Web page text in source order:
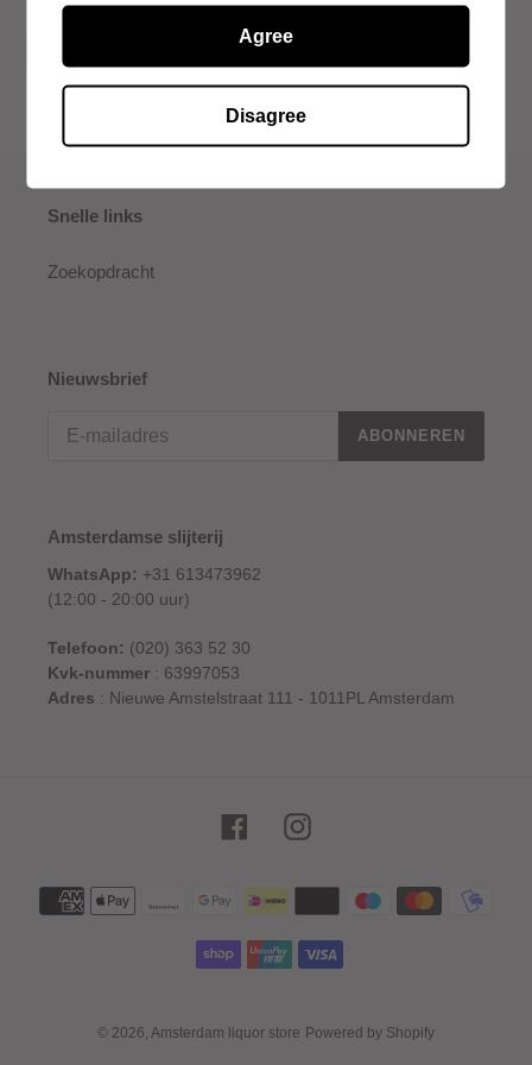
OP
TWITTEREN
OP
Snelle links
Zoekopdracht
Nieuwsbrief
ABONNEREN
Amsterdamse slijterij
WhatsApp: +31 613473962
(12:00 - 20:00 uur)
Telefoon: (020) 363 52 30
Kvk-nummer : 63997053
Adres : Nieuwe Amstelstraat 111 - 1011PL Amsterdam
FacebookInstagram
Betaalmethoden
© 2026, Amsterdam liquor store Powered by Shopify
Agree
Disagree